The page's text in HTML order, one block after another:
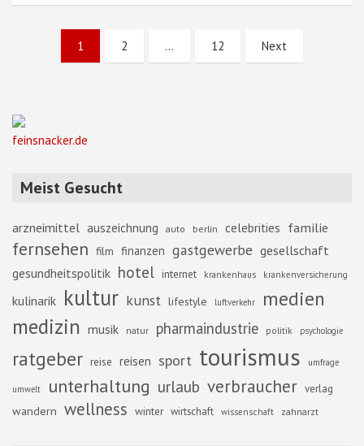
Seitennummerierung
1 2 … 12 Next
feinsnacker.de
Meist Gesucht
arzneimittel auszeichnung auto berlin celebrities familie
fernsehen film finanzen gastgewerbe gesellschaft
gesundheitspolitik hotel internet krankenhaus krankenversicherung
kulinarik kultur kunst lifestyle luftverkehr medien
medizin musik natur pharmaindustrie politik psychologie
ratgeber reise reisen sport tourismus umfrage
umwelt unterhaltung urlaub verbraucher verlag
wandern wellness winter wirtschaft wissenschaft zahnarzt